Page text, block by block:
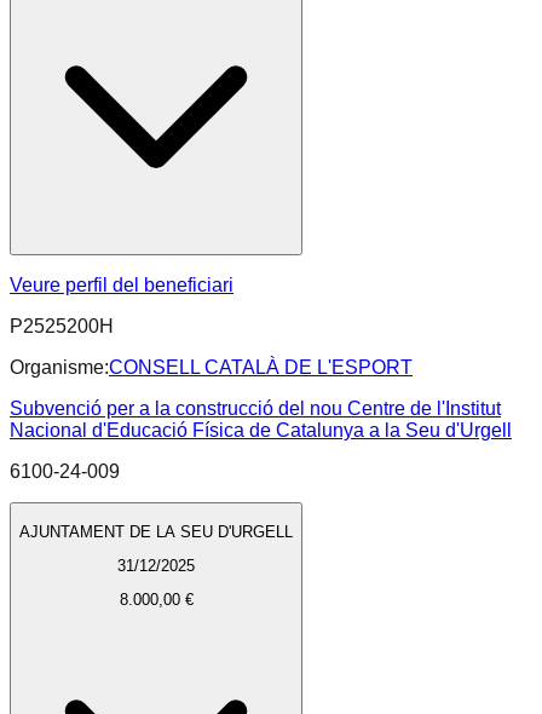
Veure perfil del beneficiari
P2525200H
Organisme:CONSELL CATALÀ DE L'ESPORT
Subvenció per a la construcció del nou Centre de l'Institut
Nacional d'Educació Física de Catalunya a la Seu d'Urgell
6100-24-009
AJUNTAMENT DE LA SEU D'URGELL
31/12/2025
8.000,00 €